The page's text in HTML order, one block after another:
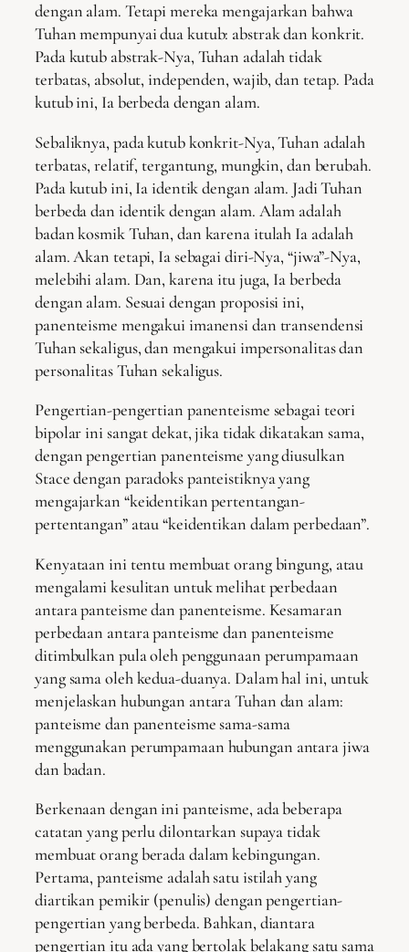
dengan alam. Tetapi mereka mengajarkan bahwa
Tuhan mempunyai dua kutub: abstrak dan konkrit.
Pada kutub abstrak-Nya, Tuhan adalah tidak
terbatas, absolut, independen, wajib, dan tetap. Pada
kutub ini, Ia berbeda dengan alam.
Sebaliknya, pada kutub konkrit-Nya, Tuhan adalah
terbatas, relatif, tergantung, mungkin, dan berubah.
Pada kutub ini, Ia identik dengan alam. Jadi Tuhan
berbeda dan identik dengan alam. Alam adalah
badan kosmik Tuhan, dan karena itulah Ia adalah
alam. Akan tetapi, Ia sebagai diri-Nya, “jiwa”-Nya,
melebihi alam. Dan, karena itu juga, Ia berbeda
dengan alam. Sesuai dengan proposisi ini,
panenteisme mengakui imanensi dan transendensi
Tuhan sekaligus, dan mengakui impersonalitas dan
personalitas Tuhan sekaligus.
Pengertian-pengertian panenteisme sebagai teori
bipolar ini sangat dekat, jika tidak dikatakan sama,
dengan pengertian panenteisme yang diusulkan
Stace dengan paradoks panteistiknya yang
mengajarkan “keidentikan pertentangan-
pertentangan” atau “keidentikan dalam perbedaan”.
Kenyataan ini tentu membuat orang bingung, atau
mengalami kesulitan untuk melihat perbedaan
antara panteisme dan panenteisme. Kesamaran
perbedaan antara panteisme dan panenteisme
ditimbulkan pula oleh penggunaan perumpamaan
yang sama oleh kedua-duanya. Dalam hal ini, untuk
menjelaskan hubungan antara Tuhan dan alam:
panteisme dan panenteisme sama-sama
menggunakan perumpamaan hubungan antara jiwa
dan badan.
Berkenaan dengan ini panteisme, ada beberapa
catatan yang perlu dilontarkan supaya tidak
membuat orang berada dalam kebingungan.
Pertama, panteisme adalah satu istilah yang
diartikan pemikir (penulis) dengan pengertian-
pengertian yang berbeda. Bahkan, diantara
pengertian itu ada yang bertolak belakang satu sama